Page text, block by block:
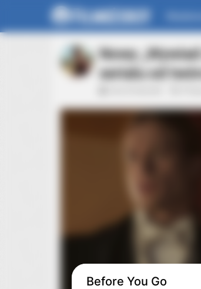
Nowy
serialu od
Before You Go